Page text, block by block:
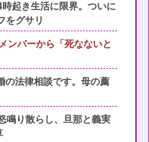
起き生活に限界。ついに
をグサリ
ンバーから「死なないと
の法律相談です。母の薦
鳴り散らし、旦那と義実